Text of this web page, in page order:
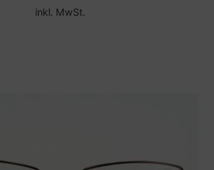
inkl. MwSt.